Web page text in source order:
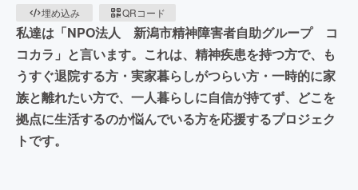
埋め込み
QRコード
私達は「NPO法人 新潟市精神障害者自助グループ コ
コカラ」と言います。これは、精神疾患を持つ方で、も
うすぐ退院する方・実家暮らしがつらい方・一時的に家
族と離れたい方で、一人暮らしに自信が持てず、どこを
拠点に生活するのか悩んでいる方を応援するプロジェク
トです。